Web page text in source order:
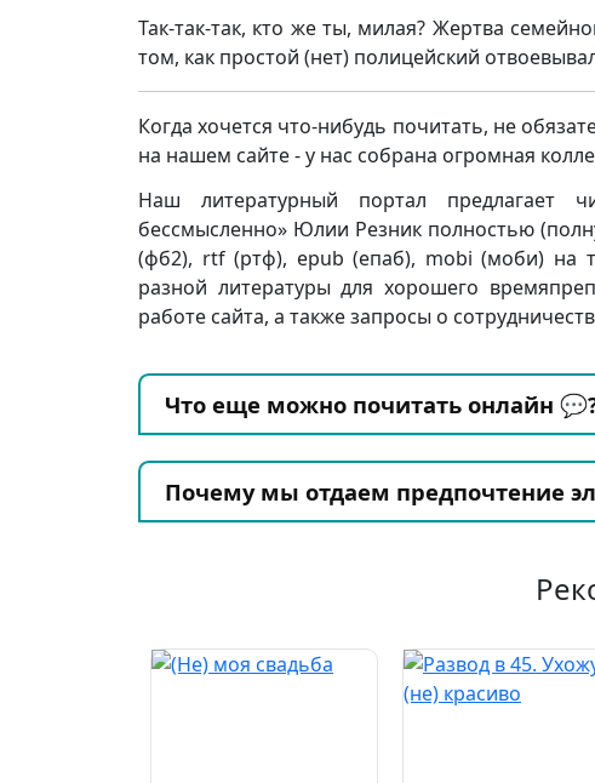
Так-так-так, кто же ты, милая? Жертва
том, как простой (нет) полицейский
Когда хочется что-нибудь почитать, не
на нашем сайте - у нас собрана огромная
Наш литературный портал предлагает
бессмысленно» Юлии Резник полностью
(фб2), rtf (ртф), epub (епаб), mobi (моби) на
разной литературы для хорошего
работе сайта, а также запросы о
Что еще можно почитать онлайн
Почему мы отдаем предпочтение